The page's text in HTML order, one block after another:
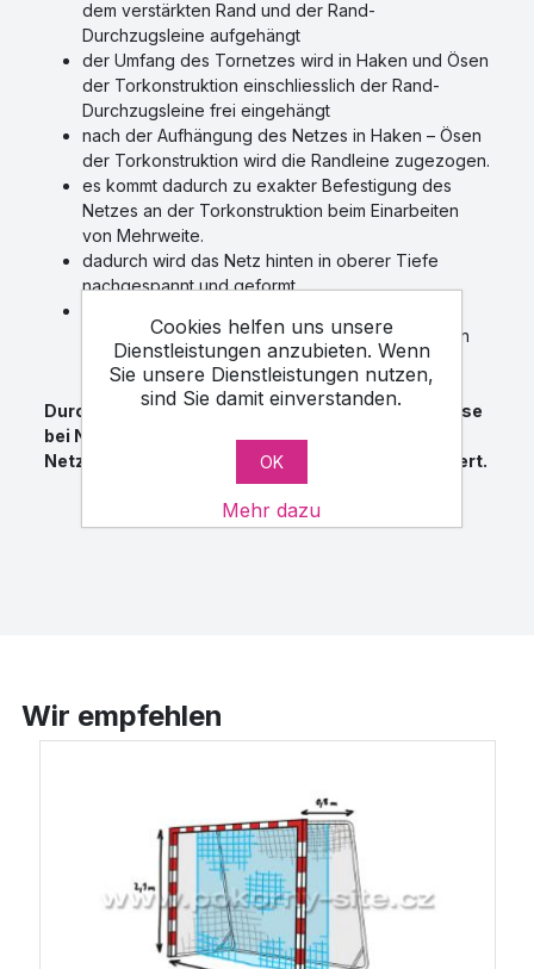
Cookies helfen uns unsere
Dienstleistungen anzubieten. Wenn
Sie unsere Dienstleistungen nutzen,
sind Sie damit einverstanden.
OK
Mehr dazu
dem verstärkten Rand und der Rand-
Durchzugsleine aufgehängt
der Umfang des Tornetzes wird in Haken und Ösen
der Torkonstruktion einschliesslich der Rand-
Durchzugsleine frei eingehängt
nach der Aufhängung des Netzes in Haken – Ösen
der Torkonstruktion wird die Randleine zugezogen.
es kommt dadurch zu exakter Befestigung des
Netzes an der Torkonstruktion beim Einarbeiten
von Mehrweite.
dadurch wird das Netz hinten in oberer Tiefe
nachgespannt und geformt.
Nachspannen der oberen Tiefe und Nachformen
des Netzes an der Torkonstruktion.
Durch Einhaltung der angegebenen Vorgangsweise
bei Netzaufhängung wird die Lebensdauer des
Netzes an der Torkonstruktion erheblich verlängert.
Wir empfehlen